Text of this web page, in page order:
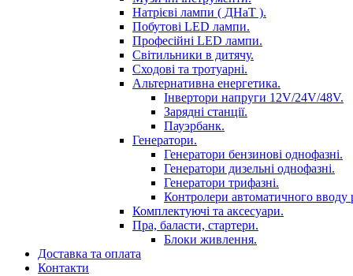
Натрієві лампи ( ДНаТ ).
Побутові LED лампи.
Професійні LED лампи.
Світильники в дитячу.
Сходові та тротуарні.
Альтернативна енергетика.
Інвертори напруги 12V/24V/48V.
Зарядні станції.
Пауэрбанк.
Генератори.
Генератори бензинові однофазні.
Генератори дизельні однофазні.
Генератори трифазні.
Контролери автоматичного вводу
Комплектуючі та аксесуари.
Пра, баласти, стартери.
Блоки живлення.
Доставка та оплата
Контакти